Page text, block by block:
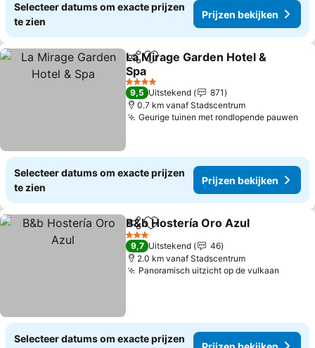
Selecteer datums om exacte prijzen
te zien
Prijzen bekijken
DelenToevoegen aan favorieten
La Mirage Garden Hotel &
Spa
Prijzen bekijken
4 Sterren
9,5 Uitstekend
871
0.7 km vanaf Stadscentrum
Geurige tuinen met rondlopende pauwen
Selecteer datums om exacte prijzen
te zien
Prijzen bekijken
DelenToevoegen aan favorieten
B&b Hostería Oro Azul
3 Sterren
9,7 Uitstekend
46
2.0 km vanaf Stadscentrum
Panoramisch uitzicht op de vulkaan
Selecteer datums om exacte prijzen